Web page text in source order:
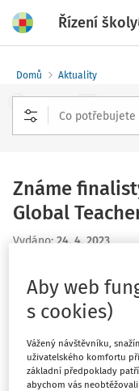
Řízení školy
Domů Aktuality
Známe
Global
Vydáno: 24. 4. 2023
Známe jména
finalisty letošního
Republic.
Vítězové budou
Aby web
s cookies)
Vážený návštěvníku,
uživatelského komfortu
základní předpoklady
abychom vás